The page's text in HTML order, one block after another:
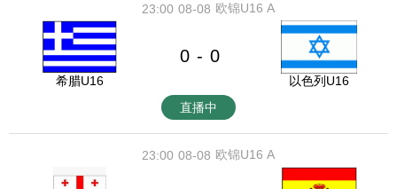
08-08
23:00 欧锦U16 A
希腊U16
0 - 0
以色列U16
直播中
08-08
23:00 欧锦U16 A